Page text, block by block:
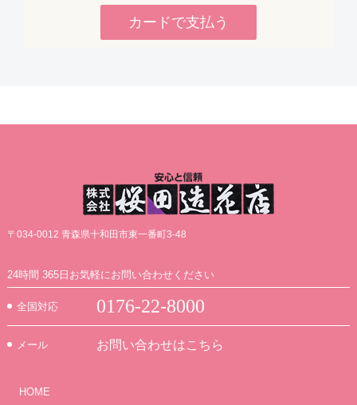
〒034-0012 青森県十和田市東一番町3-48
24時間 365日お気軽にお問い合わせください
全国対応 0176-22-8000
メール お問い合わせはこちら
HOME